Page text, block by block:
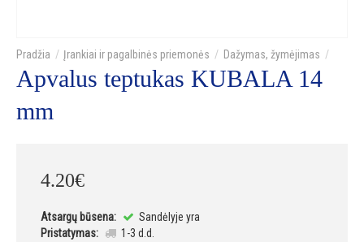
Įrankiai ir pagalbinės priemonės Dažymas, žymėjimas
Apvalus teptukas KUBALA 14
mm
4.20€
Atsargų būsena:
Sandėlyje yra
Pristatymas:
1-3 d.d.